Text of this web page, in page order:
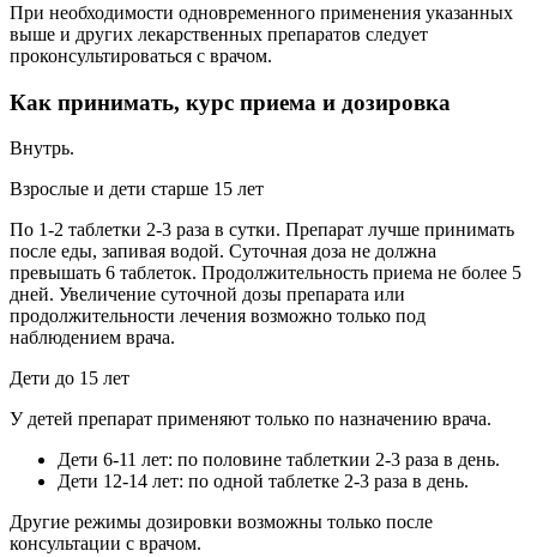
При необходимости одновременного применения указанных
выше и других лекарственных препаратов следует
проконсультироваться с врачом.
Как принимать, курс приема и дозировка
Внутрь.
Взрослые и дети старше 15 лет
По 1-2 таблетки 2-3 раза в сутки. Препарат лучше принимать
после еды, запивая водой. Суточная доза не должна
превышать 6 таблеток. Продолжительность приема не более 5
дней. Увеличение суточной дозы препарата или
продолжительности лечения возможно только под
наблюдением врача.
Дети до 15 лет
У детей препарат применяют только по назначению врача.
Дети 6-11 лет: по половине таблеткии 2-3 раза в день.
Дети 12-14 лет: по одной таблетке 2-3 раза в день.
Другие режимы дозировки возможны только после
консультации с врачом.